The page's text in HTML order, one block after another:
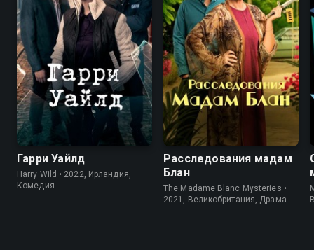
7.6 7.2
Гарри Уайлд
Harry Wild • 2022, Ирландия,
Комедия
7.6 7.1
Расследования мадам
Блан
The Madame Blanc Mysteries •
2021, Великобритания, Драма